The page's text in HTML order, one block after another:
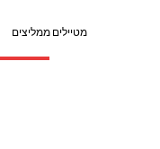
מטיילים ממליצים